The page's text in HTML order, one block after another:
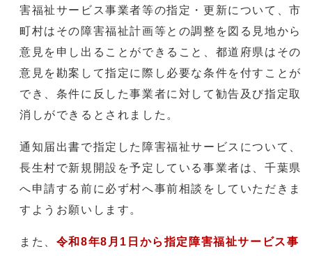
害福祉サービス事業者等の指定・更新について、市
町村はその障害福祉計画等との調整を図る見地から
意見を申し出ることができること、都道府県はその
意見を勘案して指定に際し必要な条件を付すことが
でき、条件に反した事業者に対して勧告及び指定取
消しができるとされました。
通知届出書で指定した障害福祉サービスについて、
長生村で新規開設を予定している事業者は、千葉県
へ申請する前に必ず村へ事前相談をしていただきま
すようお願いします。
また、 令和8年8月1日から指定障害福祉サービス事